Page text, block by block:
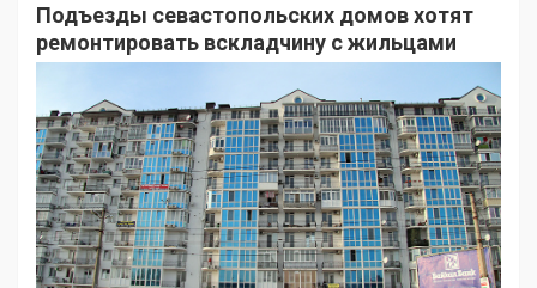
Подъезды севастопольских домов хотят
ремонтировать вскладчину с жильцами